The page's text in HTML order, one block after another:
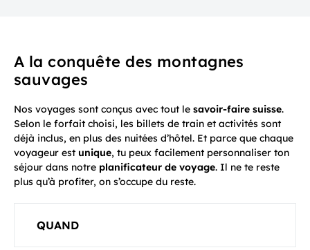
A la conquête des montagnes
sauvages
Nos voyages sont conçus avec tout le savoir-faire suisse.
Selon le forfait choisi, les billets de train et activités sont
déjà inclus, en plus des nuitées d’hôtel. Et parce que chaque
voyageur est unique, tu peux facilement personnaliser ton
séjour dans notre planificateur de voyage. Il ne te reste
plus qu’à profiter, on s’occupe du reste.
QUAND